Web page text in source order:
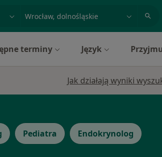
miasto lub dzielnica
terminy Język
Jak działają wyniki
Pediatra Endokrynolog